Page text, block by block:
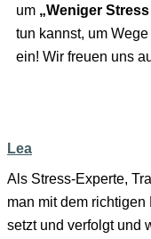
um „Weniger
tun kannst, um
ein! Wir freuen uns
Lea
Als Stress-Experte,
man mit dem
setzt und verfolgt und